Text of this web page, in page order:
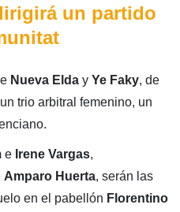
un partido
Nueva Elday Ye Faky, de
trio arbitral femenino, un
e Irene Vargas,
Amparo Huerta, serán las
en el pabellón Florentino